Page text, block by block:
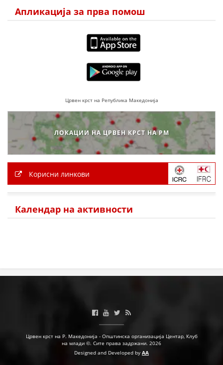
ДОГОВОРИ
ЗНАЧЕЊЕ НА СЛУЖБАТА ЗА БАРАЊЕ
ФОРМУЛАРИ ЗА БАРАЊА
ЗДРАВСТВЕНО ПРЕВЕНТИВНА ДЕЈНОСТ
ПРВА ПОМОШ
КРВОДАРИТЕЛСТВО
ИНФОРМАЦИИ ЗА БОЛЕСТИ
МЕНАЏМЕНТ НА ВОЛОНТЕРИ
СТРАТЕГИИ
ЕДУКАТИВНО ИНФОРМАТИВНИ МАТЕРИЈАЛИ
БРОШУРИ
Апликација за прва помош
Црвен крст на Република Македонија
ЛОКАЦИИ НА ЦРВЕН КРСТ НА РМ
Корисни линкови
Календар на активности
Црвен крст на Р. Македонија - Општинска организација Центар, Клуб
на млади ©. Сите права задржани. 2026
Designed and Developed by AA